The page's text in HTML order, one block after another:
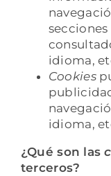
idioma,
Cookies
idioma,
¿Qué son las
terceros?